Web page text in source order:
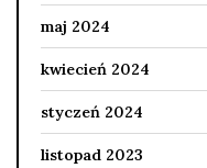
maj 2024
kwiecień 2024
styczeń 2024
listopad 2023